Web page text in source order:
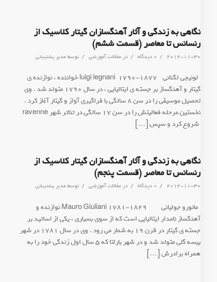
نگاهی به زندگی و آثار آهنگسا‍زان گیتار کلاسیک از
رنسانس تا معاصر (قسمت ششم)
2012-11-30
/ 0 دیدگاه / در مقالات آموزشی / توسطمدیر پشتیبانی
*لوئیجی لگنانی luigi legnani 1790-1877 خواننده ، نوازنده ی
گیتار و آهنگساز بر جسته ی ایتالیایی ، در سال 1790 متولد شد . وی
تحصیل موسیقی را در سن 8 سالگی با فراگیری آواز و گیتار آغاز کرد .
نخستین مرحله فعالیتش را در سن 17 سالگی در تئاتر شهر ravenne
شروع کرد و سپس […]
نگاهی به زندگی و آثار آهنگسا‍زان گیتار کلاسیک از
رنسانس تا معاصر (قسمت پنجم)
2012-11-30
/ 0 دیدگاه / در مقالات آموزشی / توسطمدیر پشتیبانی
*مائورو جولیانی Mauro Giuliani 1781-1829 نوازنده و
آهنگساز نامدار ایتالیایی است که از سوی بسیاری ، یکی از اساتید بر
جسته ی گیتار در قرن 19 به شمار می رود . وی در سال 1781 در شهر
بیسه گلی متولد شد و در شهر بارلتا که 5 سال اول زندگی خود را به
همراه برادرش […]